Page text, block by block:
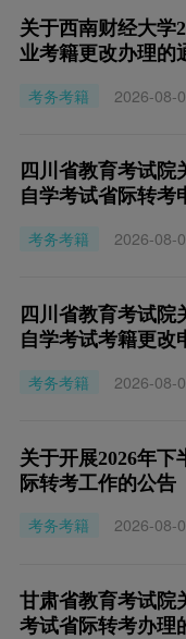
关于西南财经大学
业考籍更改办理的
考务考籍
2026-08-
四川省教育考试院
自学考试省际转考
考务考籍
2026-08-
四川省教育考试院
自学考试考籍更改
考务考籍
2026-08-
关于开展2026年
际转考工作的公告
考务考籍
2026-08-
甘肃省教育考试院
考试省际转考办理